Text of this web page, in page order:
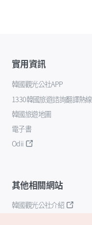
實用資訊
韓國觀光公社APP
1330韓國旅遊諮詢翻譯熱線
韓國旅遊地圖
電子書
Odii
其他相關網站
韓國觀光公社介紹